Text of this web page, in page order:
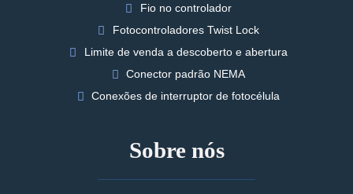
Fio no controlador
Fotocontroladores Twist Lock
Limite de venda a descoberto e abertura
Conector padrão NEMA
Conexões de interruptor de fotocélula
Sobre nós